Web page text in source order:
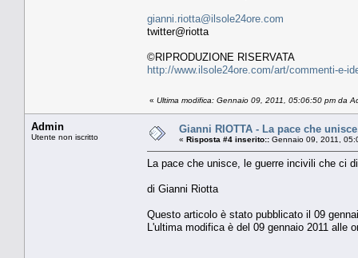
gianni.riotta@ilsole24ore.com
twitter@riotta
©RIPRODUZIONE RISERVATA
http://www.ilsole24ore.com/art/commenti-e-
« Ultima modifica: Gennaio 09, 2011, 05:06:50 pm da
Admin
Utente non iscritto
Gianni RIOTTA - La pace che
« Risposta #4 inserito:: Gennaio 09, 2011,
La pace che unisce, le guerre incivili che ci
di Gianni Riotta
Questo articolo è stato pubblicato il 09
L'ultima modifica è del 09 gennaio 2011 alle